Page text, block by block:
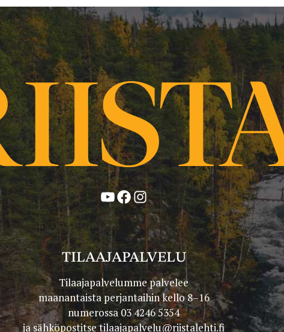
YouTube
Facebook
Instagram
TILAAJAPALVELU
Tilaajapalvelumme palvelee
maanantaista perjantaihin kello 8–16
numerossa 03 4246 5354
ja sähköpostitsetilaajapalvelu@riistalehti.fi